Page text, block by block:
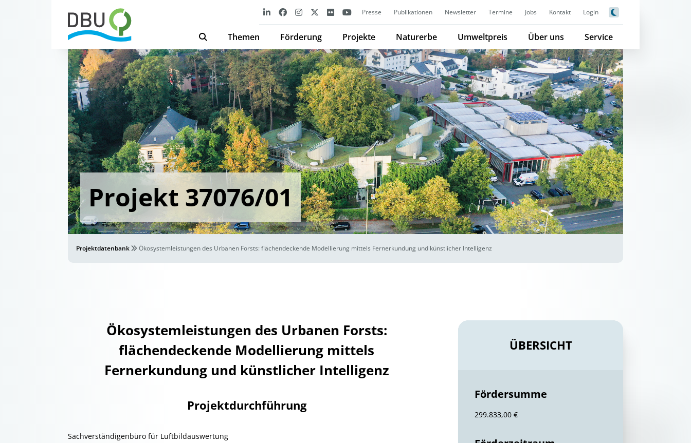
Presse Publikationen Newsletter Termine Jobs Kontakt Login
Themen Förderung Projekte Naturerbe Umweltpreis Über uns Service
Projekt 37076/01
Projektdatenbank Ökosystemleistungen des Urbanen Forsts: flächendeckende Modellierung mittels Fernerkundung und künstlicher Intelligenz
Ökosystemleistungen des Urbanen Forsts:
flächendeckende Modellierung mittels
Fernerkundung und künstlicher Intelligenz
Projektdurchführung
Sachverständigenbüro für Luftbildauswertung
ÜBERSICHT
Fördersumme
299.833,00 €